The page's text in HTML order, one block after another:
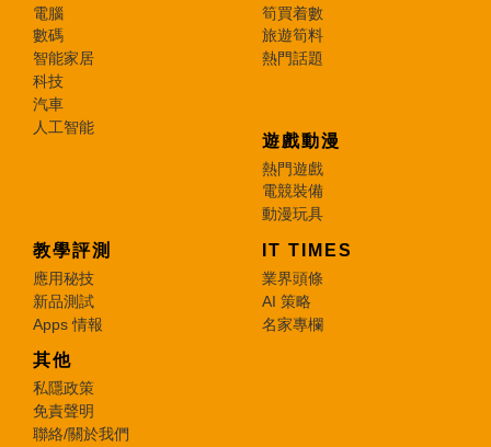
電腦
數碼
智能家居
科技
汽車
人工智能
筍買着數
旅遊筍料
熱門話題
遊戲動漫
熱門遊戲
電競裝備
動漫玩具
教學評測
應用秘技
新品測試
Apps 情報
IT TIMES
業界頭條
AI 策略
名家專欄
其他
私隱政策
免責聲明
聯絡/關於我們